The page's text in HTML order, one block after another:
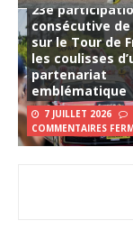
23e
consécutive de
sur le Tour de
les coulisses
partenariat
emblématique
7 JUILLET 2026
COMMENTAIRES